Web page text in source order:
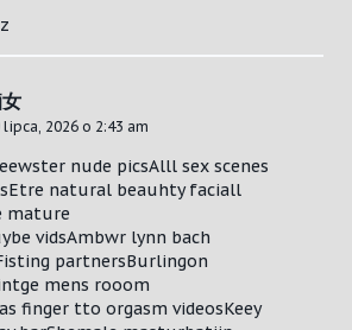
lipca, 2026 o 2:43 am
nude picsAlll sex scenes
natural beauhty faciall
mature
vidsAmbwr lynn bach
partnersBurlingon
mens rooom
finger tto orgasm videosKeey